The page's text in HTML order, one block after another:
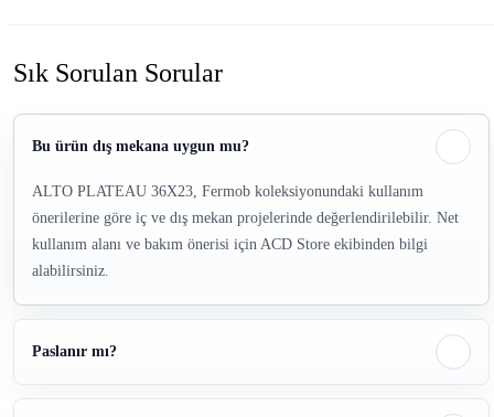
Sık Sorulan Sorular
Bu ürün dış mekana uygun mu?
ALTO PLATEAU 36X23, Fermob koleksiyonundaki kullanım
önerilerine göre iç ve dış mekan projelerinde değerlendirilebilir. Net
kullanım alanı ve bakım önerisi için ACD Store ekibinden bilgi
alabilirsiniz.
Paslanır mı?